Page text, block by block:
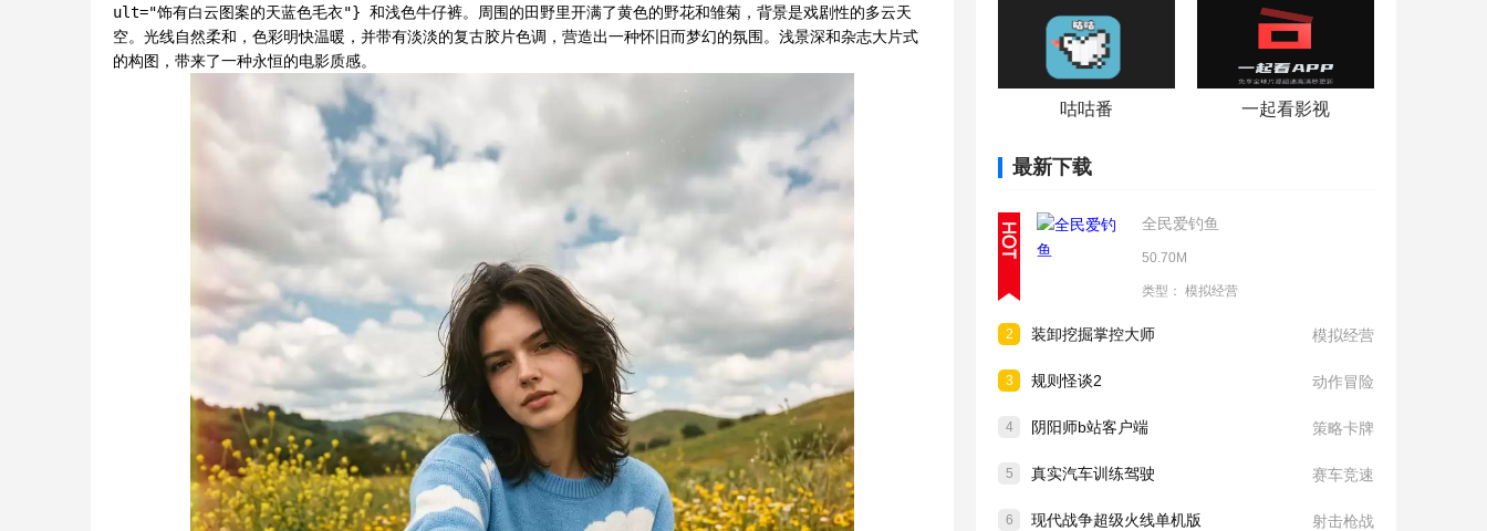
咕咕番 一起看影视
最新下载
全民爱钓鱼
50.70M
类型： 模拟经营
2 装卸挖掘掌控大师 模拟经营
3 规则怪谈2 动作冒险
4 阴阳师b站客户端 策略卡牌
5 真实汽车训练驾驶 赛车竞速
6 现代战争超级火线单机版 射击枪战
ult="饰有白云图案的天蓝色毛衣"} 和浅色牛仔裤。周围的田野里开满了黄色的野花和雏菊，背景是戏剧性的多云天
空。光线自然柔和，色彩明快温暖，并带有淡淡的复古胶片色调，营造出一种怀旧而梦幻的氛围。浅景深和杂志大片式